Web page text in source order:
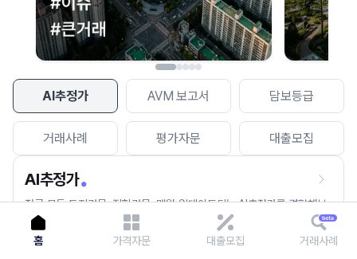
AI추정가 AVM 보고서 담보등급
거래사례 평가자문 대출모집
AI추정가
전국 모든 토지건물, 집합건물, 매월 업데이트되는 AI추정가를 경험해보
세요.
홈 가격자문 대출모집 거래사례